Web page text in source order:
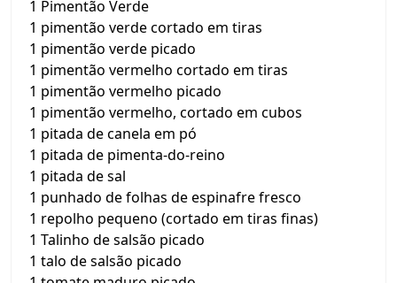
1 Pimentão Verde
1 pimentão verde cortado em tiras
1 pimentão verde picado
1 pimentão vermelho cortado em tiras
1 pimentão vermelho picado
1 pimentão vermelho, cortado em cubos
1 pitada de canela em pó
1 pitada de pimenta-do-reino
1 pitada de sal
1 punhado de folhas de espinafre fresco
1 repolho pequeno (cortado em tiras finas)
1 Talinho de salsão picado
1 talo de salsão picado